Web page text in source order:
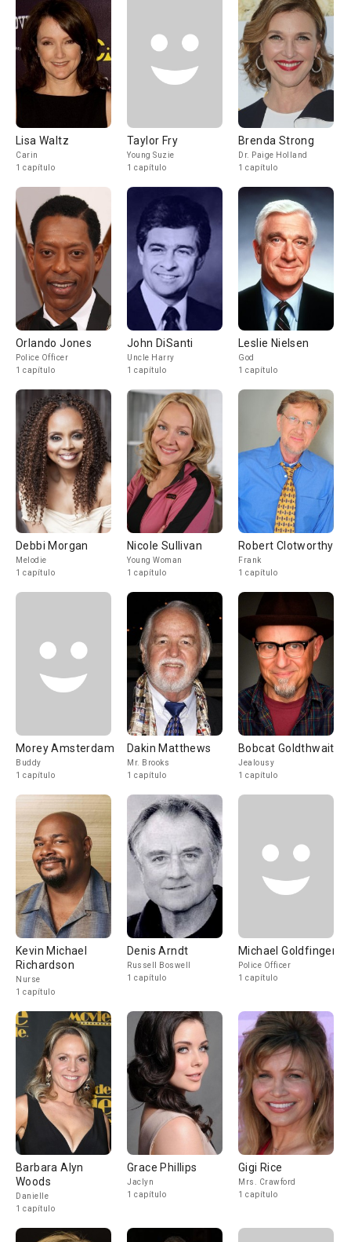
Lisa Waltz
Carin
1 capítulo
Taylor Fry
Young Suzie
1 capítulo
Brenda Strong
Dr. Paige Holland
1 capítulo
Orlando Jones
Police Officer
1 capítulo
John DiSanti
Uncle Harry
1 capítulo
Leslie Nielsen
God
1 capítulo
Debbi Morgan
Melodie
1 capítulo
Nicole Sullivan
Young Woman
1 capítulo
Robert Clotworthy
Frank
1 capítulo
Morey Amsterdam
Buddy
1 capítulo
Dakin Matthews
Mr. Brooks
1 capítulo
Bobcat Goldthwait
Jealousy
1 capítulo
Kevin Michael
Richardson
Nurse
1 capítulo
Denis Arndt
Russell Boswell
1 capítulo
Michael Goldfinger
Police Officer
1 capítulo
Barbara Alyn
Woods
Danielle
1 capítulo
Grace Phillips
Jaclyn
1 capítulo
Gigi Rice
Mrs. Crawford
1 capítulo